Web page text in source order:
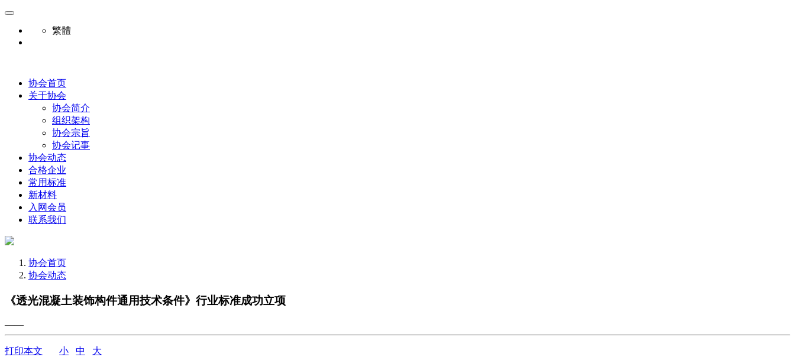
繁體
协会首页
关于协会
协会简介
组织架构
协会宗旨
协会记事
协会动态
合格企业
常用标准
新材料
入网会员
联系我们
协会首页
协会动态
《透光混凝土装饰构件通用技术条件》行业标准成功立项
——
打印本文 小 中 大